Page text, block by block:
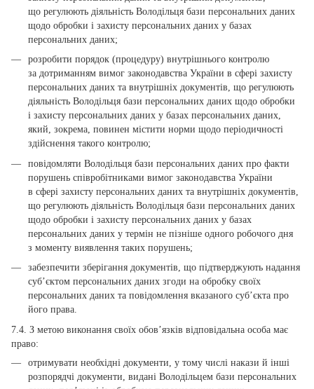
що регулюють діяльність Володільця бази персональних даних
щодо обробки і захисту персональних даних у базах
персональних даних;
розробити порядок (процедуру) внутрішнього контролю
за дотриманням вимог законодавства України в сфері захисту
персональних даних та внутрішніх документів, що регулюють
діяльність Володільця бази персональних даних щодо обробки
і захисту персональних даних у базах персональних даних,
який, зокрема, повинен містити норми щодо періодичності
здійснення такого контролю;
повідомляти Володільця бази персональних даних про факти
порушень співробітниками вимог законодавства України
в сфері захисту персональних даних та внутрішніх документів,
що регулюють діяльність Володільця бази персональних даних
щодо обробки і захисту персональних даних у базах
персональних даних у термін не пізніше одного робочого дня
з моменту виявлення таких порушень;
забезпечити зберігання документів, що підтверджують надання
суб’єктом персональних даних згоди на обробку своїх
персональних даних та повідомлення вказаного суб’єкта про
його права.
7.4. З метою виконання своїх обов’язків відповідальна особа має
право:
отримувати необхідні документи, у тому числі накази й інші
розпорядчі документи, видані Володільцем бази персональних